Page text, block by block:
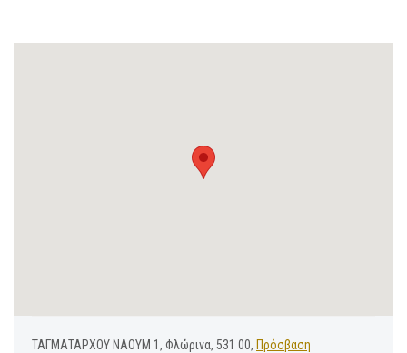
ΤΑΓΜΑΤΑΡΧΟΥ ΝΑΟΥΜ 1, Φλώρινα, 531 00, Πρόσβαση